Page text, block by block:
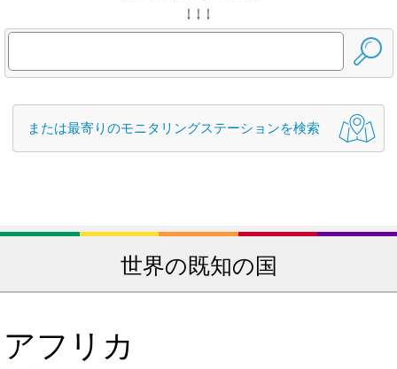
↓ ↓ ↓
または最寄りのモニタリングステーションを検索
世界の既知の国
アフリカ